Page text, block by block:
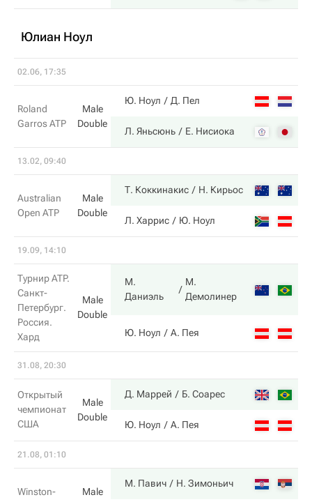
Юлиан Ноул
02.06, 17:35
Roland
Garros ATP
Male
Double
Ю. Ноул Д. Пел
Л. Яньсюнь Е. Нисиока
13.02, 09:40
Australian
Open ATP
Male
Double
Т. Коккинакис Н. Кирьос
Л. Харрис Ю. Ноул
19.09, 14:10
Турнир ATP.
Санкт-
Петербург.
Россия.
Хард
Male
Double
М.
Даниэль
М.
Демолинер
Ю. Ноул А. Пея
31.08, 20:30
Открытый
чемпионат
США
Male
Double
Д. Маррей Б. Соарес
Ю. Ноул А. Пея
21.08, 01:10
Winston-
Male
М. Павич Н. Зимоньич